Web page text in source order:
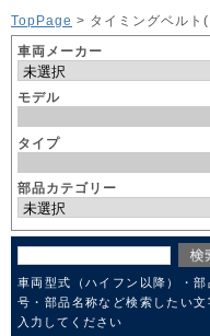
TopPage > タイミングベルト
車両メーカー
モデル
タイプ
部品カテゴリー
車両型式（ハイフン以降）・部
号・部品名称など検索したい文
入力してください